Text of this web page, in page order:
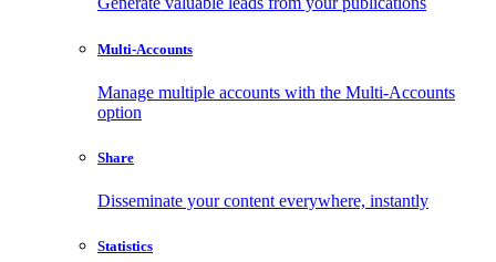
Multi-Accounts
Manage multiple accounts with the Multi-Accounts
option
Share
Disseminate your content everywhere, instantly
Statistics